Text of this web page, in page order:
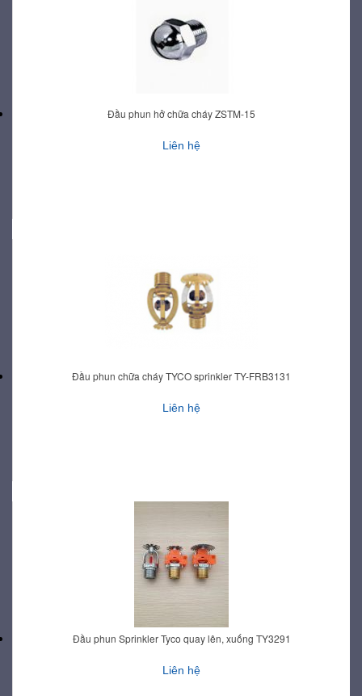
Đầu phun hở chữa cháy ZSTM-15
Liên hệ
Đầu phun chữa cháy TYCO sprinkler TY-FRB3131
Liên hệ
Đầu phun Sprinkler Tyco quay lên, xuống TY3291
Liên hệ